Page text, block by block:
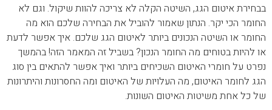
בבחירת איטום הגג, השיטה הקלה לא צריכה להוות שיקול. וגם לא
החומר הכי יקר. הנתון שאמור להוביל את הבחירה שלכם הוא מה
החומר או השיטה הנכונים ביותר לאיטום הגג שלכם. איך אפשר לדעת
או להיות בטוחים מה החומר הנכון? בשביל זה המאמר הזה! בהמשך
נפרט על חומרי האיטום השכיחים ביותר ואיך אפשר להתאים בין סוג
הגג לחומר האיטום, מה העלויות של האיטום ומה החסרונות והיתרונות
של כל אחת משיטות האיטום השונות.